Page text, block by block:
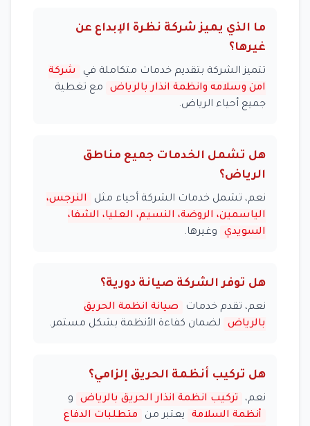
ما الذي يميز شركة نظرة الإبداع عن
غيرها؟
تتميز الشركة بتقديم خدمات متكاملة في
شركة
امن وسلامه وانظمة انذار بالرياض
مع تغطية
جميع أحياء الرياض.
هل تشمل الخدمات جميع مناطق
الرياض؟
نعم، تشمل خدمات الشركة أحياء مثل
النرجس،
الياسمين، الروضة، النسيم، العليا، الشفا،
السويدي
وغيرها.
هل توفر الشركة صيانة دورية؟
نعم، تقدم خدمات
صيانة انظمة الحريق
بالرياض
لضمان كفاءة الأنظمة بشكل مستمر.
هل تركيب أنظمة الحريق إلزامي؟
نعم، تركيب انظمة انذار الحريق بالرياض
و
أنظمة السلامة
يعتبر من
متطلبات الدفاع